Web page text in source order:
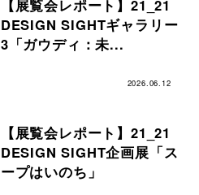
【展覧会レポート】21_21
DESIGN SIGHTギャラリー
3「ガウディ：未...
2026.06.12
【展覧会レポート】21_21
DESIGN SIGHT企画展「ス
ープはいのち」